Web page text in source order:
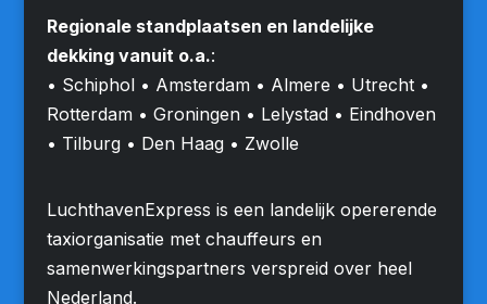
Regionale standplaatsen en landelijke
dekking vanuit o.a.:
• Schiphol • Amsterdam • Almere • Utrecht •
Rotterdam • Groningen • Lelystad • Eindhoven
• Tilburg • Den Haag • Zwolle
LuchthavenExpress is een landelijk opererende
taxiorganisatie met chauffeurs en
samenwerkingspartners verspreid over heel
Nederland.